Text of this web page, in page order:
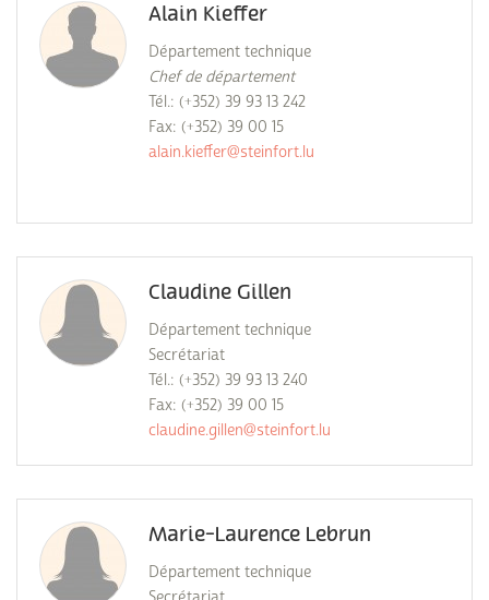
Alain Kieffer
Département technique
Chef de département
Tél.: (+352) 39 93 13 242
Fax: (+352) 39 00 15
alain.kieffer@steinfort.lu
Claudine Gillen
Département technique
Secrétariat
Tél.: (+352) 39 93 13 240
Fax: (+352) 39 00 15
claudine.gillen@steinfort.lu
Marie-Laurence Lebrun
Département technique